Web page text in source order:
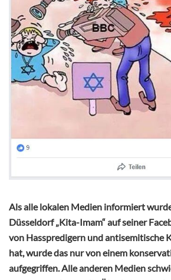
Als alle lokalen Medien informiert
Düsseldorf „Kita-Imam“ auf seiner
von Hasspredigern und antisemitische
hat, wurde das nur von einem
aufgegriffen. Alle anderen Medien